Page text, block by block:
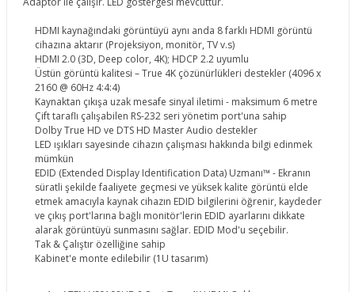
HDMI kaynağındaki görüntüyü aynı anda 8 farklı HDMI görüntü
cihazına aktarır (Projeksiyon, monitör, TV v.s)
HDMI 2.0 (3D, Deep color, 4K); HDCP 2.2 uyumlu
Üstün görüntü kalitesi – True 4K çözünürlükleri destekler (4096 x
2160 @ 60Hz 4:4:4)
Kaynaktan çıkışa uzak mesafe sinyal iletimi - maksimum 6 metre
Çift taraflı çalışabilen RS-232 seri yönetim port'una sahip
Dolby True HD ve DTS HD Master Audio destekler
LED ışıkları sayesinde cihazın çalışması hakkında bilgi edinmek
mümkün
EDID (Extended Display Identification Data) Uzmanı™ - Ekranın
süratli şekilde faaliyete geçmesi ve yüksek kalite görüntü elde
etmek amacıyla kaynak cihazın EDID bilgilerini öğrenir, kaydeder
ve çıkış port'larına bağlı monitör'lerin EDID ayarlarını dikkate
alarak görüntüyü sunmasını sağlar. EDID Mod'u seçebilir.
Tak & Çalıştır özelliğine sahip
Kabinet'e monte edilebilir (1U tasarım)